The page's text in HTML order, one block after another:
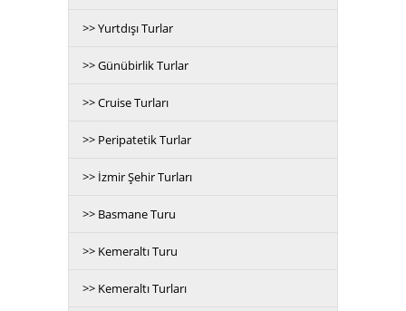
>> Yurtdışı Turlar
>> Günübirlik Turlar
>> Cruise Turları
>> Peripatetik Turlar
>> İzmir Şehir Turları
>> Basmane Turu
>> Kemeraltı Turu
>> Kemeraltı Turları